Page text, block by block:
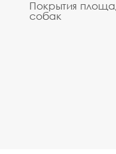
Покрытия
собак